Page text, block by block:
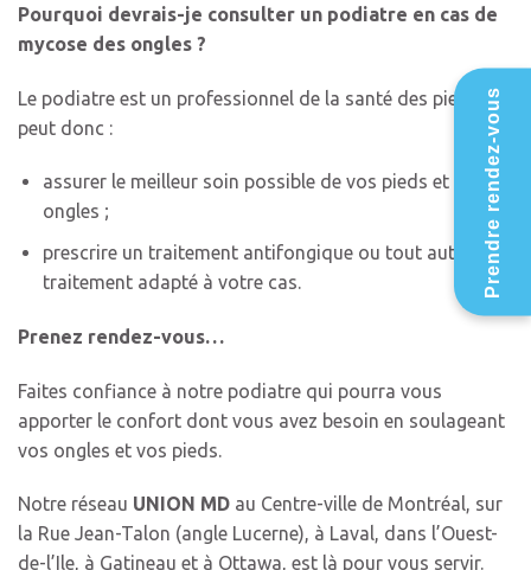
Pourquoi devrais-je consulter un podiatre en cas de
mycose des ongles ?
Le podiatre est un professionnel de la santé des pieds. Il
peut donc :
assurer le meilleur soin possible de vos pieds et de vos
ongles ;
prescrire un traitement antifongique ou tout autre
traitement adapté à votre cas.
Prenez rendez-vous…
Faites confiance à notre podiatre qui pourra vous
apporter le confort dont vous avez besoin en soulageant
vos ongles et vos pieds.
Notre réseau UNION MD au Centre-ville de Montréal, sur
la Rue Jean-Talon (angle Lucerne), à Laval, dans l’Ouest-
de-l’Ile, à Gatineau et à Ottawa, est là pour vous servir.
Prendre rendez-vous